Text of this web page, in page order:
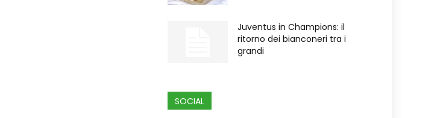
Juventus in Champions: il
ritorno dei bianconeri tra i
grandi
SOCIAL